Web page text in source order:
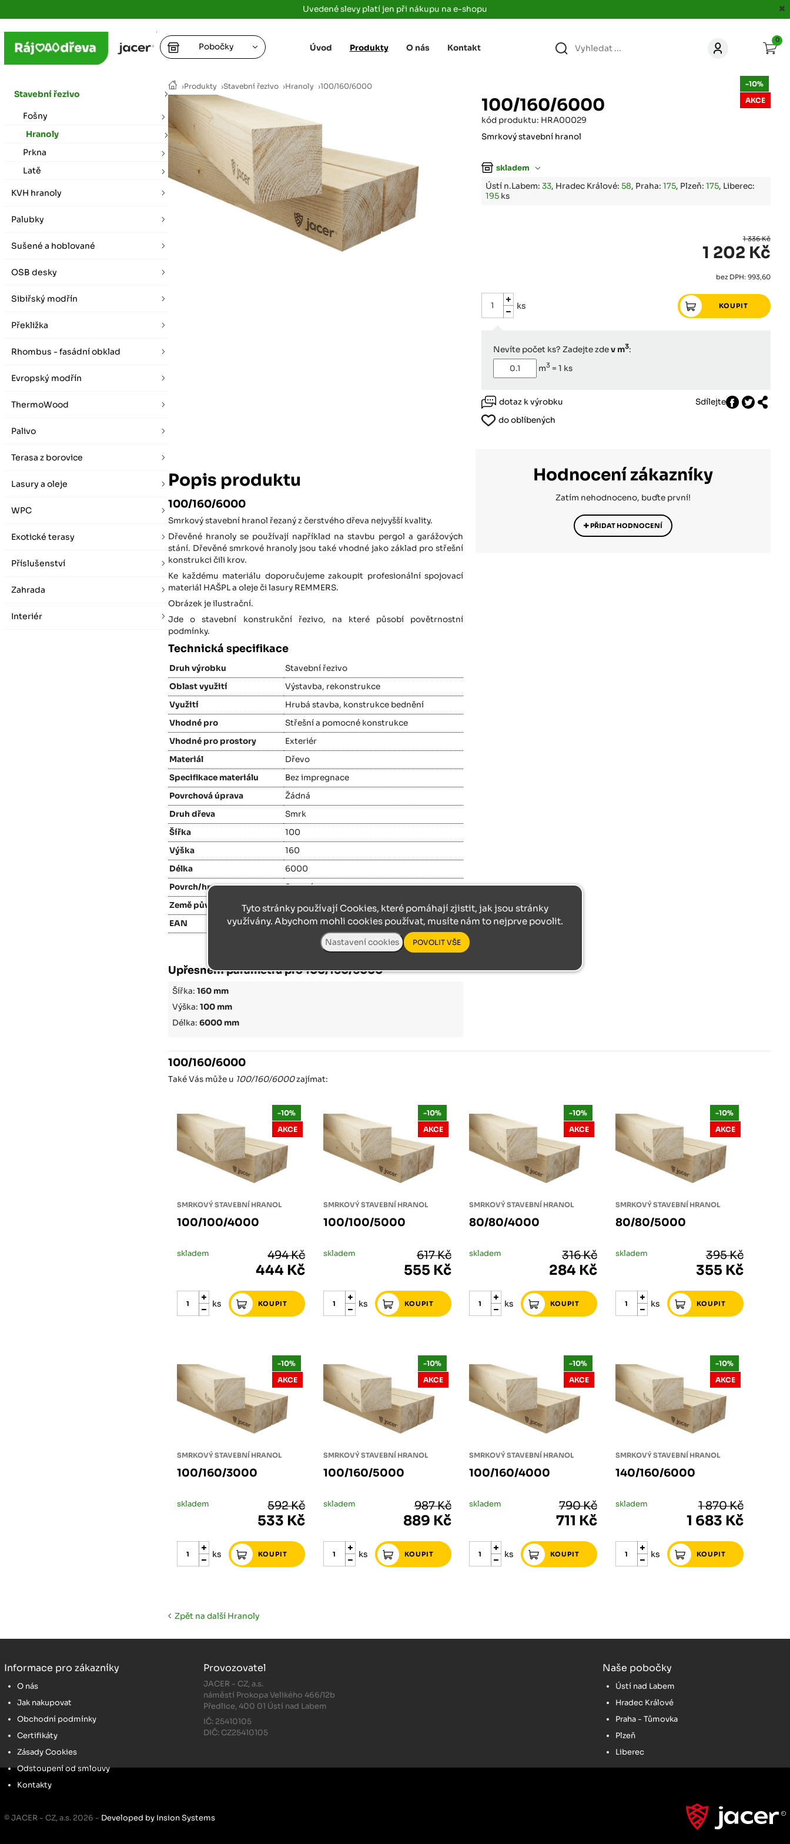
Uvedené slevy platí jen při nákupu na e-shopu
›Produkty ›Stavební řezivo ›Hranoly ›100/160/6000
100/160/6000
kód produktu: HRA00029
Smrkový stavební hranol
skladem
Ústí n.Labem: 33, Hradec Králové: 58, Praha: 175, Plzeň: 175, Liberec:
195ks
-10%
AKCE
1 336 Kč
1 202 Kč
bez DPH: 993,60
ks
Nevíte počet ks? Zadejte zdev m3:
m3= 1 ks
dotaz k výrobku
Sdílejte
do oblíbených
Popis produktu
100/160/6000
Smrkový stavební hranol řezaný z čerstvého dřeva nejvyšší kvality.
Dřevěné hranoly se používají například na stavbu pergol a garážových
stání. Dřevěné smrkové hranoly jsou také vhodné jako základ pro střešní
konstrukci čili krov.
Ke každému materiálu doporučujeme zakoupit profesionální spojovací
materiál HAŠPL a oleje či lasury REMMERS.
Obrázek je ilustrační.
Jde o stavební konstrukční řezivo, na které působí povětrnostní
podmínky.
Technická specifikace
Druh výrobku
Stavební řezivo
Oblast využití
Výstavba, rekonstrukce
Využití
Hrubá stavba, konstrukce bednění
Vhodné pro
Střešní a pomocné konstrukce
Vhodné pro prostory
Exteriér
Materiál
Dřevo
Specifikace materiálu
Bez impregnace
Povrchová úprava
Žádná
Druh dřeva
Smrk
Šířka
100
Výška
160
Délka
6000
Povrch/hrany
Surové
Země původu
Česko
EAN
HRA00029
Upřesnění parametrů pro 100/160/6000
Šířka:160 mm
Výška:100 mm
Délka:6000 mm
Hodnocení zákazníky
Zatím nehodnoceno, buďte první!
PŘIDAT HODNOCENÍ
100/160/6000
Také Vás může u 100/160/6000zajímat:
SMRKOVÝ STAVEBNÍ HRANOL
100/100/4000
-10%
AKCE
skladem 494 Kč
444 Kč
ks
SMRKOVÝ STAVEBNÍ HRANOL
100/100/5000
-10%
AKCE
skladem 617 Kč
555 Kč
ks
SMRKOVÝ STAVEBNÍ HRANOL
80/80/4000
-10%
AKCE
skladem 316 Kč
284 Kč
ks
SMRKOVÝ STAVEBNÍ HRANOL
80/80/5000
-10%
AKCE
skladem 395 Kč
355 Kč
ks
SMRKOVÝ STAVEBNÍ HRANOL
100/160/3000
-10%
AKCE
skladem 592 Kč
533 Kč
ks
SMRKOVÝ STAVEBNÍ HRANOL
100/160/5000
-10%
AKCE
skladem 987 Kč
889 Kč
ks
SMRKOVÝ STAVEBNÍ HRANOL
100/160/4000
-10%
AKCE
skladem 790 Kč
711 Kč
ks
SMRKOVÝ STAVEBNÍ HRANOL
140/160/6000
-10%
AKCE
skladem 1 870 Kč
1 683 Kč
ks
Zpět na další Hranoly
Stavební řezivo
Fošny
Hranoly
Prkna
Latě
KVH hranoly
Palubky
Sušené a hoblované
OSB desky
Sibiřský modřín
Překližka
Rhombus - fasádní obklad
Evropský modřín
ThermoWood
Palivo
Terasa z borovice
Lasury a oleje
WPC
Exotické terasy
Příslušenství
Zahrada
Interiér
Úvod Produkty O nás Kontakt
0
Pobočky
+
Zimní otevírací doba (listopad - únor)
vybírat zde
Ústí nad Labem, 400 01
Hradec Králové
vybírat zde
+420 731 616 767
rajdrevahradec
jacer.cz
Praha
vybírat zde
Tůmovka 110
(Za čerpací stanicí TANK ONO)
Předboj, 250 72
+420 734 850 860
rajdrevapraha
Plzeň
Rokycanská 2656/2,
(parkoviště Albert)
Plzeň 4, 301 00
Partyzánská
Informace pro zákazníky
O nás
Jak nakupovat
Obchodní podmínky
Certifikáty
Zásady Cookies
Odstoupení od smlouvy
Kontakty
Provozovatel
JACER - CZ, a.s.
náměstí Prokopa Velikého 466/12b
Předlice, 400 01 Ústí nad Labem
IČ: 25410105
DIČ: CZ25410105
Naše pobočky
Ústí nad Labem
Hradec Králové
Praha - Tůmovka
Plzeň
Liberec
© JACER - CZ, a.s. 2026 - Developed by Insion Systems
Tyto stránky používají Cookies, které pomáhají zjistit, jak jsou stránky
využívány. Abychom mohli cookies používat, musíte nám to nejprve povolit.